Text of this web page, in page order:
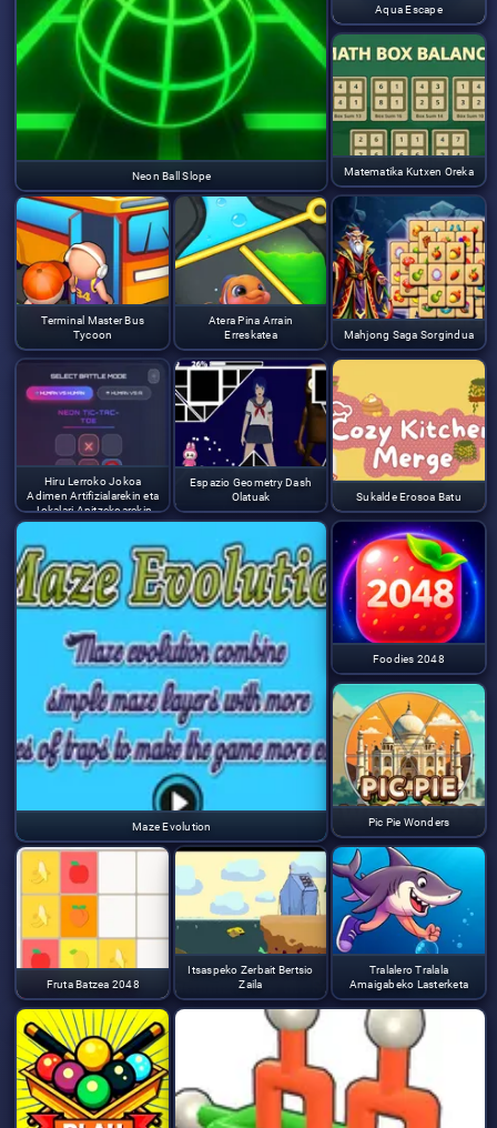
Neon Ball Slope
Aqua Escape
Matematika Kutxen Oreka
Terminal Master Bus
Tycoon
Atera Pina Arrain
Erreskatea
Mahjong Saga Sorgindua
Hiru Lerroko Jokoa
Adimen Artifizialarekin eta
Jokalari Anitzekoarekin
Espazio Geometry Dash
Olatuak
Maze Evolution
Sukalde Erosoa Batu
Foodies 2048
Pic Pie Wonders
Fruta Batzea 2048
Itsaspeko Zerbait Bertsio
Zaila
Tralalero Tralala
Amaigabeko Lasterketa